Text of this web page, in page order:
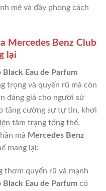
mẽ và đầy phong cách
Mercedes Benz Club
lại
Eau de Parfum
trọng và quyến rũ mà còn
đáng giá cho người sử
tăng cường sự tự tin, khơi
tâm trạng tổng thể.
mà Mercedes Benz
mang lại:
thơm quyến rũ và mạnh
Black Eau de Parfumcó